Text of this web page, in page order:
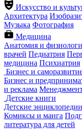
Искусство и
Архитектура
Музыка Фотография
Медицина
Анатомия и
врачей Педиатрия
медицина Психиатрия
Бизнес и
Бизнес и
и реклама
Детские книги
Детские
Комиксы и манга
литература для детей